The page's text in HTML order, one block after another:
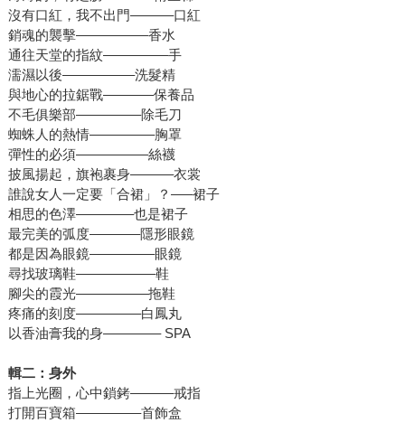
沒有口紅，我不出門––––––口紅
銷魂的襲擊––––––––––香水
通往天堂的指紋–––––––––手
濡濕以後––––––––––洗髮精
與地心的拉鋸戰–––––––保養品
不毛俱樂部–––––––––除毛刀
蜘蛛人的熱情–––––––––胸罩
彈性的必須––––––––––絲襪
披風揚起，旗袍裹身––––––衣裳
誰說女人一定要「合裙」？–––裙子
相思的色澤––––––––也是裙子
最完美的弧度–––––––隱形眼鏡
都是因為眼鏡–––––––––眼鏡
尋找玻璃鞋–––––––––––鞋
腳尖的霞光––––––––––拖鞋
疼痛的刻度–––––––––白鳳丸
以香油膏我的身–––––––– SPA
輯二：身外
指上光圈，心中鎖銬––––––戒指
打開百寶箱–––––––––首飾盒